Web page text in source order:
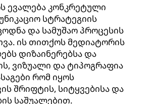
ევალება კონკრეტული
სტრატეგიის
და სამუშაო პროცესის
ის თითქოს მედიატორის
დიზაინერებსა და
ვიზუალი და ტიპოგრაფია
რომ იყოს
შრიფტის, სიტყვებისა და
საშუალებით.